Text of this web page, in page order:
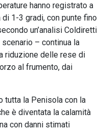
hanno registrato a
1-3 gradi, con punte fino
un’analisi Coldiretti
– continua la
riduzione delle rese di
al frumento, dai
tutta la Penisola con la
è diventata la calamità
con danni stimati